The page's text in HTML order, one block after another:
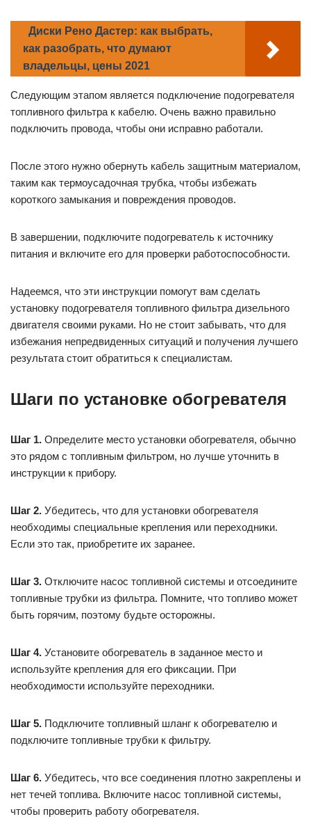
Диски Рено Дастер: как выбрать,
как разобрать, что думают
владельцы, цены 2021
Следующим этапом является подключение подогревателя
топливного фильтра к кабелю. Очень важно правильно
подключить провода, чтобы они исправно работали.
После этого нужно обернуть кабель защитным материалом,
таким как термоусадочная трубка, чтобы избежать
короткого замыкания и повреждения проводов.
В завершении, подключите подогреватель к источнику
питания и включите его для проверки работоспособности.
Надеемся, что эти инструкции помогут вам сделать
установку подогревателя топливного фильтра дизельного
двигателя своими руками. Но не стоит забывать, что для
избежания непредвиденных ситуаций и получения лучшего
результата стоит обратиться к специалистам.
Шаги по установке обогревателя
Шаг 1. Определите место установки обогревателя, обычно
это рядом с топливным фильтром, но лучше уточнить в
инструкции к прибору.
Шаг 2. Убедитесь, что для установки обогревателя
необходимы специальные крепления или переходники.
Если это так, приобретите их заранее.
Шаг 3. Отключите насос топливной системы и отсоедините
топливные трубки из фильтра. Помните, что топливо может
быть горячим, поэтому будьте осторожны.
Шаг 4. Установите обогреватель в заданное место и
используйте крепления для его фиксации. При
необходимости используйте переходники.
Шаг 5. Подключите топливный шланг к обогревателю и
подключите топливные трубки к фильтру.
Шаг 6. Убедитесь, что все соединения плотно закреплены и
нет течей топлива. Включите насос топливной системы,
чтобы проверить работу обогревателя.